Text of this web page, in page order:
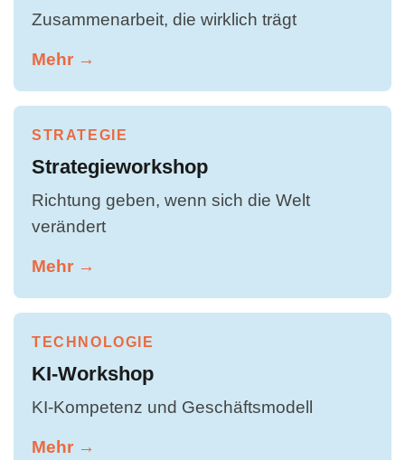
Zusammenarbeit, die wirklich trägt
Mehr →
STRATEGIE
Strategieworkshop
Richtung geben, wenn sich die Welt
verändert
Mehr →
TECHNOLOGIE
KI-Workshop
KI-Kompetenz und Geschäftsmodell
Mehr →